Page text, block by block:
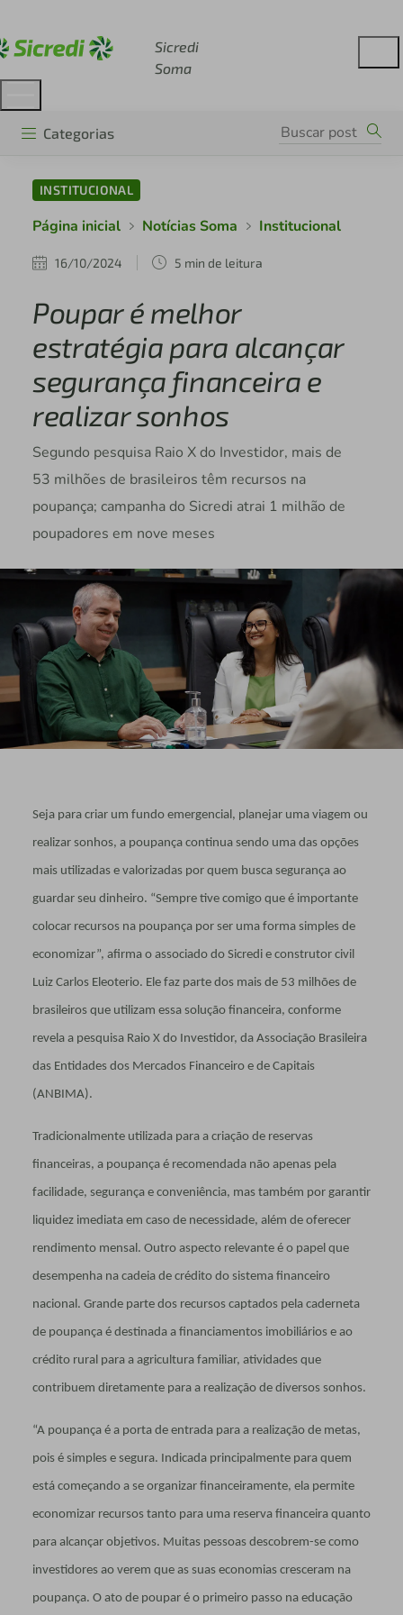
Sicredi
Soma
Categorias
INSTITUCIONAL
Página inicial Notícias Soma Institucional
16/10/2024 5 min de leitura
Poupar é melhor
estratégia para alcançar
segurança financeira e
realizar sonhos
Segundo pesquisa Raio X do Investidor, mais de
53 milhões de brasileiros têm recursos na
poupança; campanha do Sicredi atrai 1 milhão de
poupadores em nove meses
Seja para criar um fundo emergencial, planejar uma viagem ou
realizar sonhos, a poupança continua sendo uma das opções
mais utilizadas e valorizadas por quem busca segurança ao
guardar seu dinheiro. “Sempre tive comigo que é importante
colocar recursos na poupança por ser uma forma simples de
economizar”, afirma o associado do Sicredi e construtor civil
Luiz Carlos Eleoterio. Ele faz parte dos mais de 53 milhões de
brasileiros que utilizam essa solução financeira, conforme
revela a pesquisa Raio X do Investidor, da Associação Brasileira
das Entidades dos Mercados Financeiro e de Capitais
(ANBIMA).
Tradicionalmente utilizada para a criação de reservas
financeiras, a poupança é recomendada não apenas pela
facilidade, segurança e conveniência, mas também por garantir
liquidez imediata em caso de necessidade, além de oferecer
rendimento mensal. Outro aspecto relevante é o papel que
desempenha na cadeia de crédito do sistema financeiro
nacional. Grande parte dos recursos captados pela caderneta
de poupança é destinada a financiamentos imobiliários e ao
crédito rural para a agricultura familiar, atividades que
contribuem diretamente para a realização de diversos sonhos.
“A poupança é a porta de entrada para a realização de metas,
pois é simples e segura. Indicada principalmente para quem
está começando a se organizar financeiramente, ela permite
economizar recursos tanto para uma reserva financeira quanto
para alcançar objetivos. Muitas pessoas descobrem-se como
investidores ao verem que as suas economias cresceram na
poupança. O ato de poupar é o primeiro passo na educação